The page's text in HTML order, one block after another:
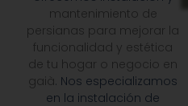
mantenimiento de
persianas para mejorar la
funcionalidad y estética
de tu hogar o negocio en
gaià. Nos especializamos
en la instalación de